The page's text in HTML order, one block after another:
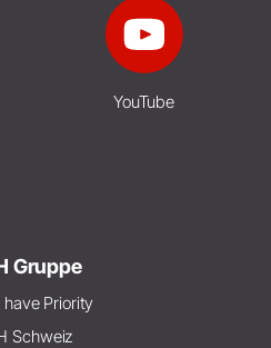
YouTube
Gruppe
have Priority
Schweiz